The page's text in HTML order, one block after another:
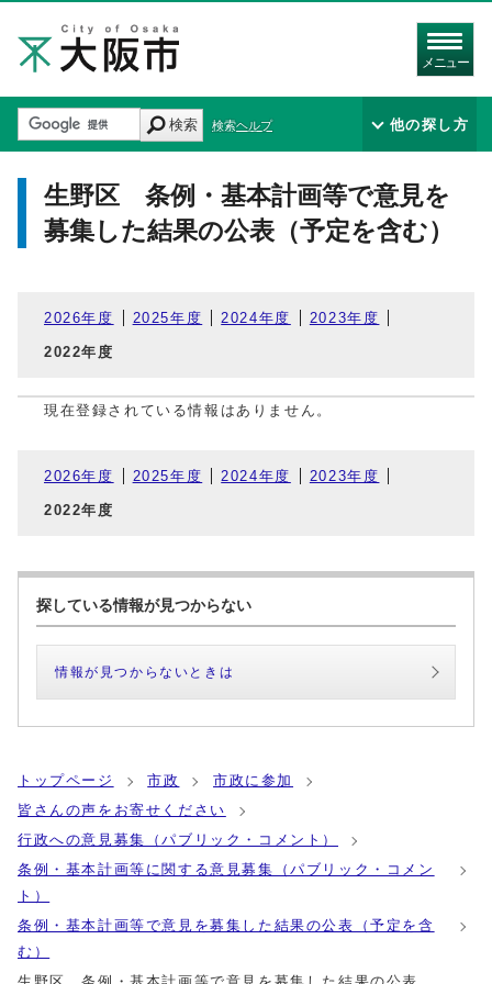
メニュー
検索 検索ヘルプ 他の探し方
生野区 条例・基本計画等で意見を
募集した結果の公表（予定を含む）
2026年度 2025年度 2024年度 2023年度
2022年度
現在登録されている情報はありません。
2026年度 2025年度 2024年度 2023年度
2022年度
探している情報が見つからない
情報が見つからないときは
トップページ 市政
市政に参加
皆さんの声をお寄せください
行政への意見募集（パブリック・コメント）
条例・基本計画等に関する意見募集（パブリック・コメン
ト）
条例・基本計画等で意見を募集した結果の公表（予定を含
む）